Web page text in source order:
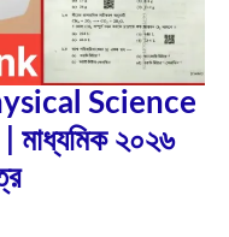
Science
২০২৬